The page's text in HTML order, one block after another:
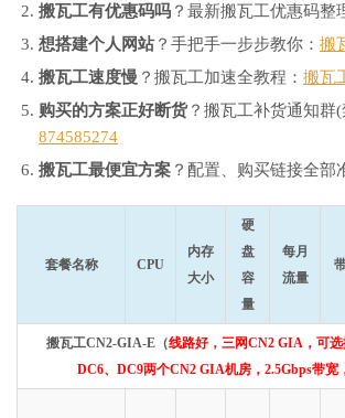
搬瓦工有优惠码吗 ？最新搬瓦工优惠码整
想搭建个人网站？手把手一步步教你： 搬
搬瓦工速度慢 ？搬瓦工加速全教程： 搬瓦
购买的方案正好断货？搬瓦工补货通知群(
874585274
搬瓦工最便宜方案 ？配置、购买链接全部
套餐名称 CPU
内存
大小
硬
盘
容
量
每月
流量
搬瓦工CN2-GIA-E（线路好，三网CN2 GIA，可
DC6、DC9两个CN2 GIA机房，2.5Gbps带宽